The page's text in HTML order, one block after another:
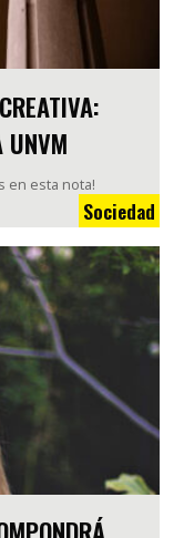
UNVM
en esta nota!
Sociedad